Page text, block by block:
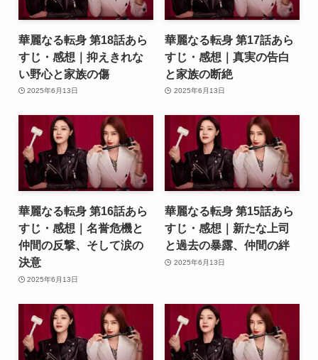
華麗なる転身 第18話あら
すじ・感想｜抑えきれな
い野心と家族の傷
2025年6月13日
華麗なる転身 第17話あら
すじ・感想｜真実の告白
と家族の断絶
2025年6月13日
華麗なる転身 第16話あら
すじ・感想｜名誉危機と
仲間の反撃、そして涙の
決意
2025年6月13日
華麗なる転身 第15話あら
すじ・感想｜新たな上司
と過去の暴露、仲間の絆
2025年6月13日